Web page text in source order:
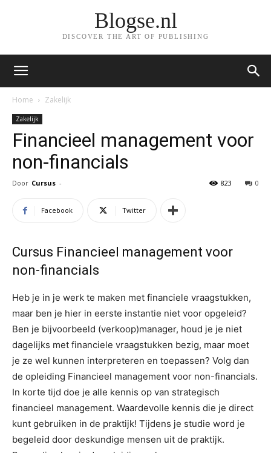
Blogse.nl
DISCOVER THE ART OF PUBLISHING
Home Zakelijk
Zakelijk
Financieel management voor
non-financials
Door Cursus - 0
823
Facebook Twitter
Cursus Financieel management voor
non-financials
Heb je in je werk te maken met financiele vraagstukken,
maar ben je hier in eerste instantie niet voor opgeleid?
Ben je bijvoorbeeld (verkoop)manager, houd je je niet
dagelijks met financiele vraagstukken bezig, maar moet
je ze wel kunnen interpreteren en toepassen? Volg dan
de opleiding Financieel management voor non-financials.
In korte tijd doe je alle kennis op van strategisch
financieel management. Waardevolle kennis die je direct
kunt gebruiken in de praktijk! Tijdens je studie word je
begeleid door deskundige mensen uit de praktijk.